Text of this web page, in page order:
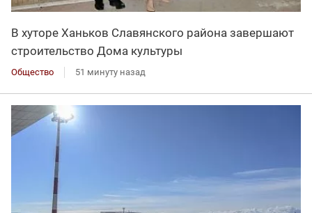
В хуторе Ханьков Славянского района завершают
строительство Дома культуры
Общество 51 минуту назад